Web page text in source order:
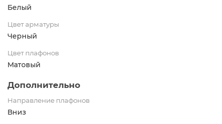
Белый
Цвет арматуры
Черный
Цвет плафонов
Матовый
Дополнительно
Направление плафонов
Вниз